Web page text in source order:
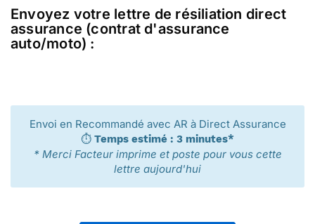
Envoyez votre lettre de résiliation direct
assurance (contrat d'assurance
auto/moto) :
Envoi en Recommandé avec AR à Direct Assurance
⏱️ Temps estimé : 3 minutes*
* Merci Facteur imprime et poste pour vous cette
lettre aujourd'hui